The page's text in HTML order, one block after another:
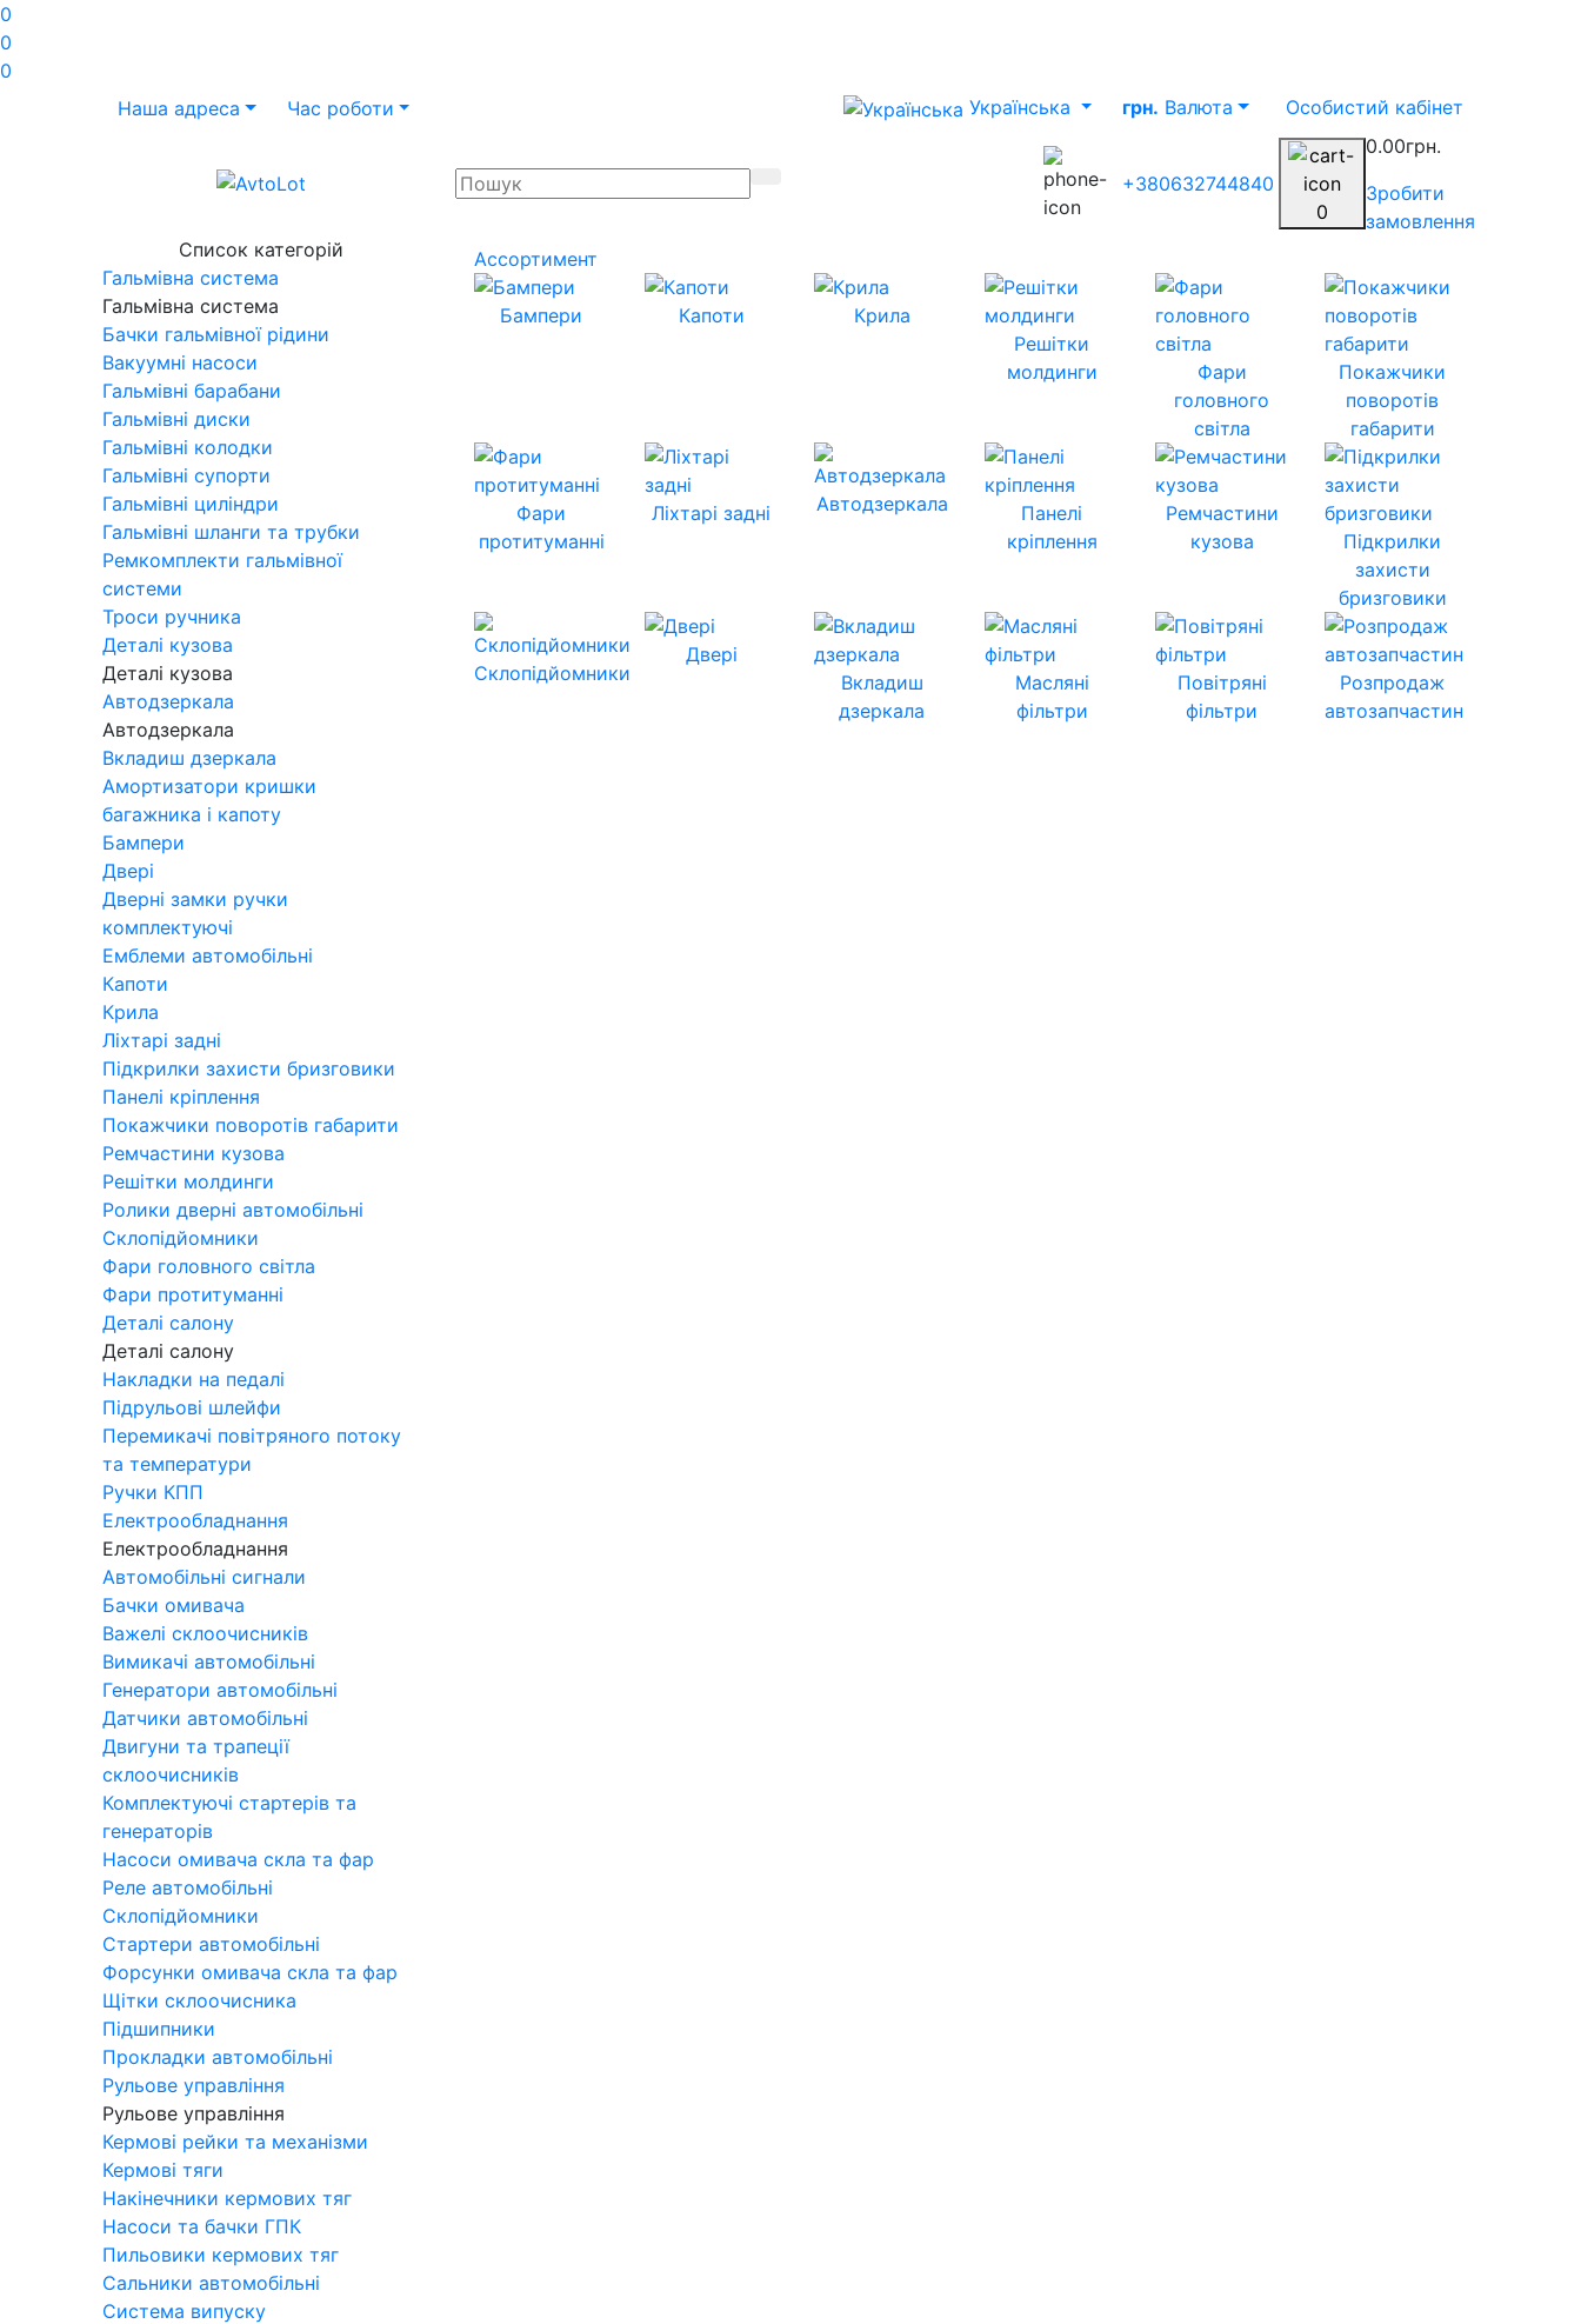
0
0
0
Наша адреса
Час роботи Українська грн. Валюта Особистий кабінет
+380632744840
0
0.00грн.
Зробити
замовлення
Список категорій
Гальмівна система
Гальмівна система
Бачки гальмівної рідини
Вакуумні насоси
Гальмівні барабани
Гальмівні диски
Гальмівні колодки
Гальмівні супорти
Гальмівні циліндри
Гальмівні шланги та трубки
Ремкомплекти гальмівної
системи
Троси ручника
Деталі кузова
Деталі кузова
Автодзеркала
Автодзеркала
Вкладиш дзеркала
Амортизатори кришки
багажника і капоту
Бампери
Двері
Дверні замки ручки
комплектуючі
Емблеми автомобільні
Капоти
Крила
Ліхтарі задні
Підкрилки захисти бризговики
Панелі кріплення
Покажчики поворотів габарити
Ремчастини кузова
Решітки молдинги
Ролики дверні автомобільні
Склопідйомники
Фари головного світла
Фари протитуманні
Деталі салону
Деталі салону
Накладки на педалі
Підрульові шлейфи
Перемикачі повітряного потоку
та температури
Ручки КПП
Електрообладнання
Електрообладнання
Автомобільні сигнали
Бачки омивача
Важелі склоочисників
Вимикачі автомобільні
Генератори автомобільні
Датчики автомобільні
Двигуни та трапеції
склоочисників
Комплектуючі стартерів та
генераторів
Насоси омивача скла та фар
Реле автомобільні
Склопідйомники
Стартери автомобільні
Форсунки омивача скла та фар
Щітки склоочисника
Підшипники
Прокладки автомобільні
Рульове управління
Рульове управління
Кермові рейки та механізми
Кермові тяги
Накінечники кермових тяг
Насоси та бачки ГПК
Пильовики кермових тяг
Сальники автомобільні
Система випуску
Ассортимент
Бампери Капоти
Крила
Решітки
молдинги
Фари
головного
світла
Покажчики
поворотів
габарити
Фари
протитуманні
Ліхтарі задні Автодзеркала
Панелі
кріплення
Ремчастини
кузова
Підкрилки
захисти
бризговики
Склопідйомники
Двері
Вкладиш
дзеркала
Масляні
фільтри
Повітряні
фільтри
Розпродаж
автозапчастин